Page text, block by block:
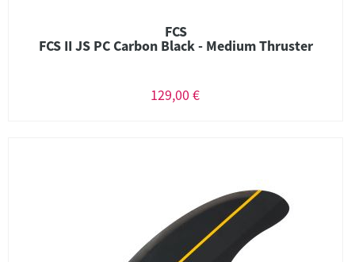
FCS
FCS II JS PC Carbon Black - Medium Thruster
129,00 €